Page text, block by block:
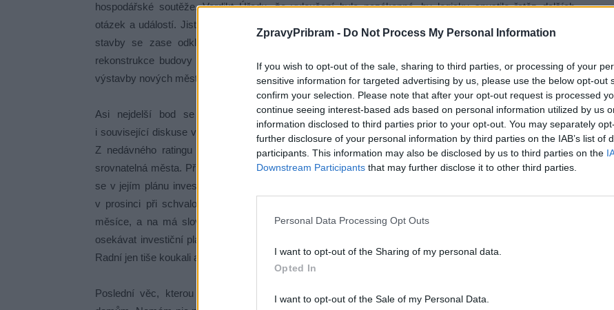
ZpravyPribram - Do Not Process My Personal Information
If you wish to opt-out of the sale, sharing to third parties, or processing of your
sensitive information for targeted advertising by us, please use the below opt-out
confirm your selection. Please note that after your opt-out request is processed
continue seeing interest-based ads based on personal information utilized by us
information disclosed to third parties prior to your opt-out. You may separately
further disclosure of your personal information by third parties on the IAB’s list of
participants. This information may also be disclosed by us to third parties on the
Downstream Participants that may further disclose it to other third parties.
Personal Data Processing Opt Outs
I want to opt-out of the Sharing of my personal data.
Opted In
I want to opt-out of the Sale of my Personal Data.
hospodářské soutěže. Verdikt Úřadu, že vyloučení bylo nezákonné, by logicky spustilo řetěz dalších
otázek a událostí. Jistota je nyní jedna: celé výběrové řízení se bude opakovat, město má ostudu, nové
stavby se zase odkládají. Opakuje se příběh našeho bazénu. Až na svatého Nikdy se dočkáme
rekonstrukce budovy RD, rekonstrukce náměstí na BH či Komenského náměstí, atletického stadionu,
výstavby nových městských bytů atd.
Asi nejdelší bod se věnoval strategii odpadového hospodářství. Ze zpracovaného podkladu, ale
i související diskuse vyplynulo, že Příbram je ve zpoždění s úkoly, které na ni jsou v této oblasti kladeny.
Z nedávného ratingu města vyplynulo, že Příbram vynakládá v této oblasti 3,5 x méně peněz, než
srovnatelná města. Příbram by měla tento a příští rok vynaložit na potřebné investice peníze, se kterými
se v jejím plánu investic ani rozpočtu vůbec nepočítá (desítky mil Kč). Připomněl jsem, co jsem na ZM
v prosinci při schvalování rozpočtu a souvisejících dokumentů vytýkal jako nedostatky. Uplynuly dva
měsíce, a na má slova dochází (radost z toho nemám). Jaká bude budoucnost? Buď se budou dále
osekávat investiční plány (tak halasně vyhlašované starostou Konvalinkou), nebo prohlubovat zadlužení.
Radní jen tiše koukali a nebyli schopni reagovat.
Poslední věc, kterou zmíním, je zavádění systému barevných nádob na tříděný odpad k rodinným